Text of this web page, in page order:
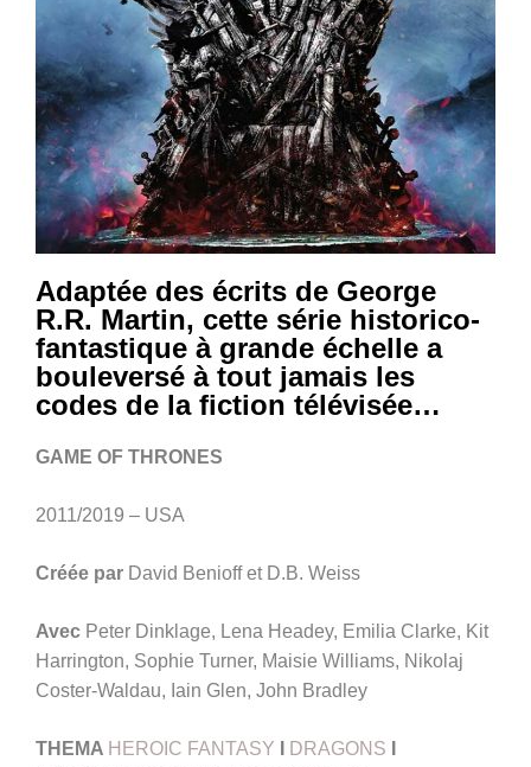
Adaptée des écrits de George
R.R. Martin, cette série historico-
fantastique à grande échelle a
bouleversé à tout jamais les
codes de la fiction télévisée…
GAME OF THRONES
2011/2019 – USA
Créée par David Benioff et D.B. Weiss
Avec Peter Dinklage, Lena Headey, Emilia Clarke, Kit
Harrington, Sophie Turner, Maisie Williams, Nikolaj
Coster-Waldau, Iain Glen, John Bradley
THEMA HEROIC FANTASY DRAGONS